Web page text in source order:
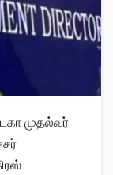
முதல்வர்